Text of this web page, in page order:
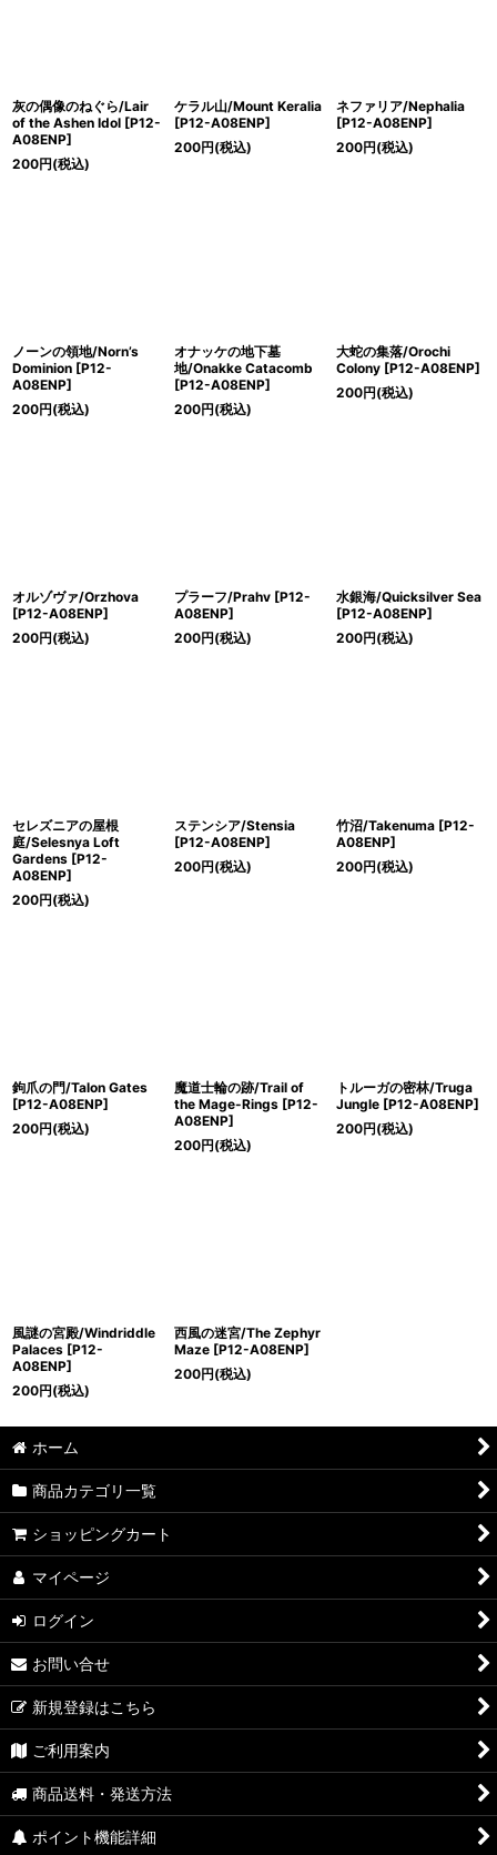
灰の偶像のねぐら/Lair
of the Ashen Idol [P12-
A08ENP]
200円(税込)
ケラル山/Mount Keralia
[P12-A08ENP]
200円(税込)
ネファリア/Nephalia
[P12-A08ENP]
200円(税込)
ノーンの領地/Norn’s
Dominion [P12-
A08ENP]
200円(税込)
オナッケの地下墓
地/Onakke Catacomb
[P12-A08ENP]
200円(税込)
大蛇の集落/Orochi
Colony [P12-A08ENP]
200円(税込)
オルゾヴァ/Orzhova
[P12-A08ENP]
200円(税込)
プラーフ/Prahv [P12-
A08ENP]
200円(税込)
水銀海/Quicksilver Sea
[P12-A08ENP]
200円(税込)
セレズニアの屋根
庭/Selesnya Loft
Gardens [P12-
A08ENP]
200円(税込)
ステンシア/Stensia
[P12-A08ENP]
200円(税込)
竹沼/Takenuma [P12-
A08ENP]
200円(税込)
鉤爪の門/Talon Gates
[P12-A08ENP]
200円(税込)
魔道士輪の跡/Trail of
the Mage-Rings [P12-
A08ENP]
200円(税込)
トルーガの密林/Truga
Jungle [P12-A08ENP]
200円(税込)
風謎の宮殿/Windriddle
Palaces [P12-
A08ENP]
200円(税込)
西風の迷宮/The Zephyr
Maze [P12-A08ENP]
200円(税込)
ホーム
商品カテゴリ一覧
ショッピングカート
マイページ
ログイン
お問い合せ
新規登録はこちら
ご利用案内
商品送料・発送方法
ポイント機能詳細